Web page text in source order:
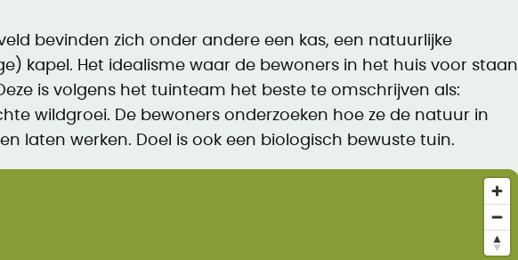
bevinden zich onder andere een kas, een natuurlijke
kapel. Het idealisme waar de bewoners in het huis voor staan
is volgens het tuinteam het beste te omschrijven als:
wildgroei. De bewoners onderzoeken hoe ze de natuur in
laten werken. Doel is ook een biologisch bewuste tuin.